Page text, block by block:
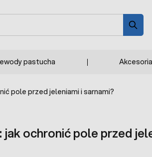
pastucha Akcesoria
pole przed jeleniami i sarnami?
ochronić pole przed